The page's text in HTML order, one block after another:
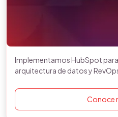
Implementamos HubSpot
arquitectura de datos y
Conoce